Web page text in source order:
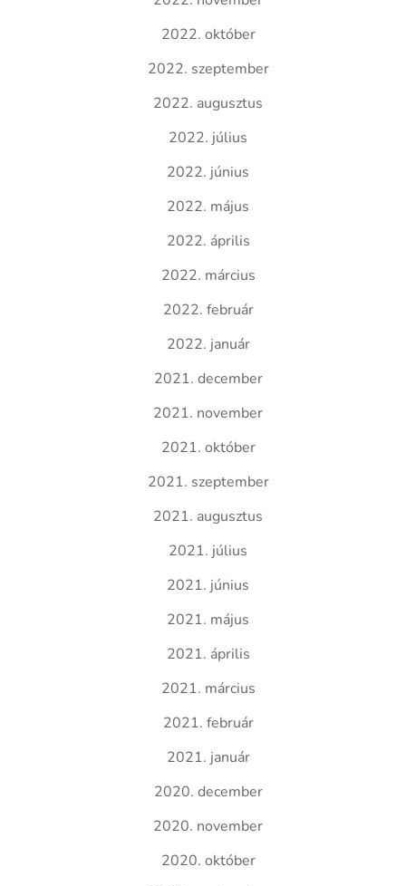
2022. október
2022. szeptember
2022. augusztus
2022. július
2022. június
2022. május
2022. április
2022. március
2022. február
2022. január
2021. december
2021. november
2021. október
2021. szeptember
2021. augusztus
2021. július
2021. június
2021. május
2021. április
2021. március
2021. február
2021. január
2020. december
2020. november
2020. október